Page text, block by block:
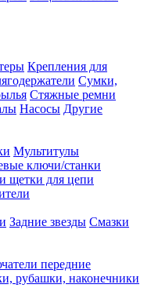
Крепления для
Сумки,
Стяжные ремни
Насосы Другие
Мультитулы
ключи/станки
щетки для цепи
Задние звезды Смазки
передние
рубашки, наконечники